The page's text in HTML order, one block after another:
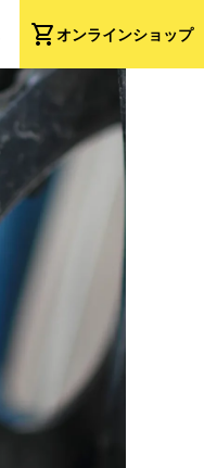
shopping_cartオンラインショップ